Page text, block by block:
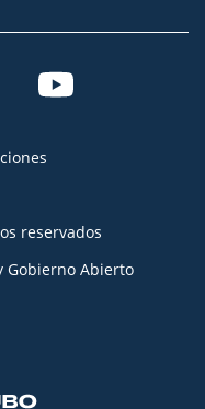
reservados
Gobierno Abierto